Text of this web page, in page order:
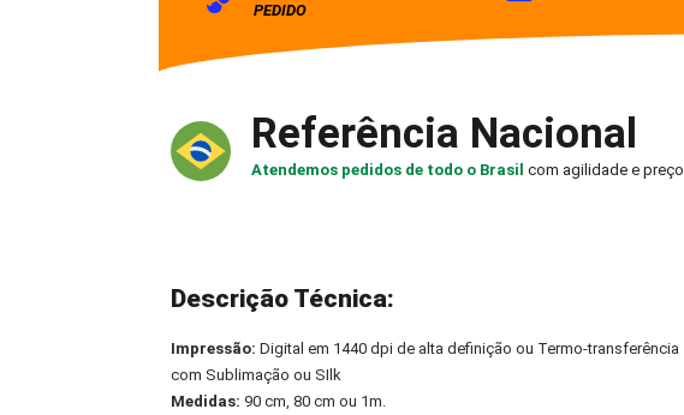
PEDIDO
Referência Nacional
Atendemos pedidos de todo o Brasilcom agilidade e
Descrição Técnica:
Impressão: Digital em 1440 dpi de alta definição ou Termo-transferência
com Sublimação ou SIlk
Medidas: 90 cm, 80 cm ou 1m.